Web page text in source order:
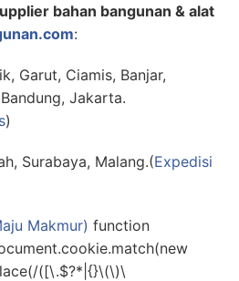
bahan bangunan & alat
:
Garut, Ciamis, Banjar,
Jakarta.
)
Surabaya, Malang.(Expedisi
Makmur) function
([\.$?*|{}\(\)\